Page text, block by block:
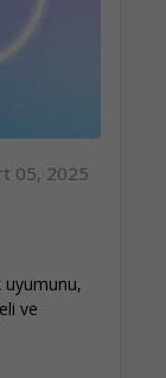
05, 2025
uyumunu,
ve